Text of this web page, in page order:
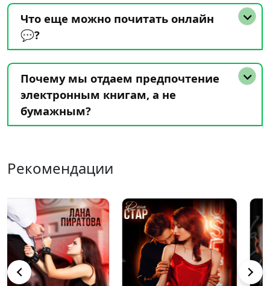
Что еще можно почитать онлайн
💬?
Почему мы отдаем предпочтение
электронным книгам, а не
бумажным?
Рекомендации